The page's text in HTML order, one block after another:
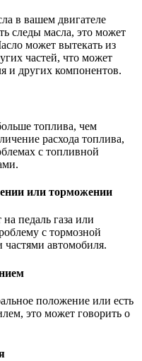
в вашем двигателе
следы масла, это может
может вытекать из
частей, что может
и других компонентов.
топлива, чем
расхода топлива,
с топливной
или торможении
педаль газа или
с тормозной
автомобиля.
положение или есть
это может говорить о